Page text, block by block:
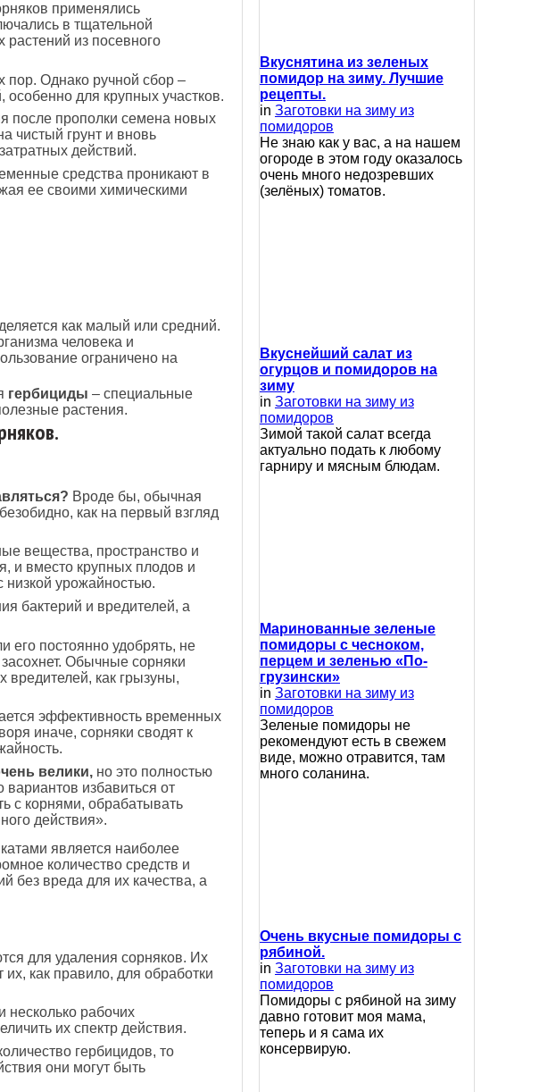
применялись
в тщательной
растений из посевного
пор. Однако ручной сбор –
для крупных участков.
после прополки семена новых
чистый грунт и вновь
действий.
средства проникают в
ее своими химическими
как малый или средний.
человека и
ограничено на
гербициды – специальные
растения.
Вроде бы, обычная
как на первый взгляд
вещества, пространство и
и вместо крупных плодов и
урожайностью.
бактерий и вредителей, а
его постоянно удобрять, не
Обычные сорняки
вредителей, как грызуны,
эффективность временных
иначе, сорняки сводят к
велики,но это полностью
избавиться от
с корнями, обрабатывать
действия».
является наиболее
количество средств и
без вреда для их качества, а
для удаления сорняков. Их
как правило, для обработки
несколько рабочих
их спектр действия.
гербицидов, то
они могут быть
Вкуснятина из зеленых
помидор на зиму. Лучшие
рецепты.
in Заготовки на зиму из
помидоров
Не знаю как у вас, а на нашем
огороде в этом году оказалось
очень много недозревших
(зелёных) томатов.
Вкуснейший салат из
огурцов и помидоров на
зиму
in Заготовки на зиму из
помидоров
Зимой такой салат всегда
актуально подать к любому
гарниру и мясным блюдам.
Маринованные зеленые
помидоры с чесноком,
перцем и зеленью «По-
грузински»
in Заготовки на зиму из
помидоров
Зеленые помидоры не
рекомендуют есть в свежем
виде, можно отравится, там
много соланина.
Очень вкусные помидоры с
рябиной.
in Заготовки на зиму из
помидоров
Помидоры с рябиной на зиму
давно готовит моя мама,
теперь и я сама их
консервирую.